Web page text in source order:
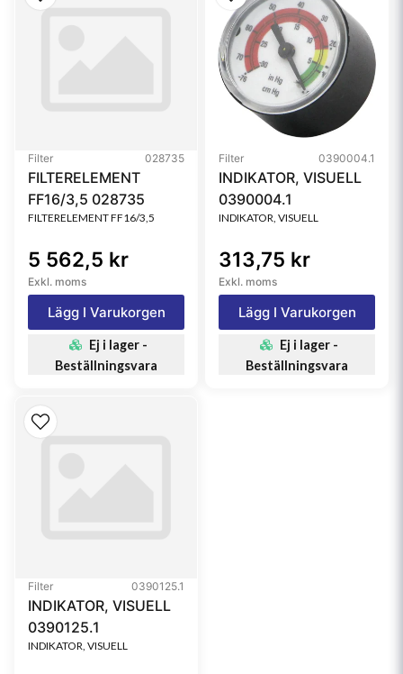
Filter 028735
FILTERELEMENT
FF16/3,5 028735
FILTERELEMENT FF16/3,5
5 562,5 kr
Exkl. moms
Lägg I Varukorgen
Ej i lager -
Beställningsvara
Filter 0390004.1
INDIKATOR, VISUELL
0390004.1
INDIKATOR, VISUELL
313,75 kr
Exkl. moms
Lägg I Varukorgen
Ej i lager -
Beställningsvara
Filter 0390125.1
INDIKATOR, VISUELL
0390125.1
INDIKATOR, VISUELL